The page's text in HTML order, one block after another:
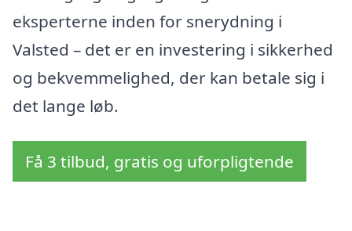
eksperterne inden for snerydning i
Valsted – det er en investering i sikkerhed
og bekvemmelighed, der kan betale sig i
det lange løb.
Få 3 tilbud, gratis og uforpligtende